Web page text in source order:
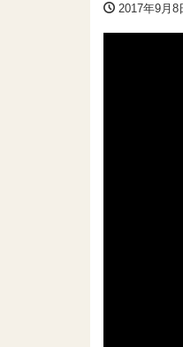
2017年9月8